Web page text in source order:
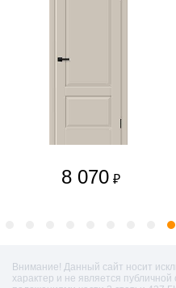
8 070 ₽
Внимание! Данный сайт носит
характер и не является